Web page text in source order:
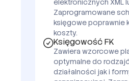
elektronicznych XML
Zaprogramowane
księgowe poprawnie
koszty.
Księgowość FK
Zawiera wzorcowe
optymalne do
działalności jak i